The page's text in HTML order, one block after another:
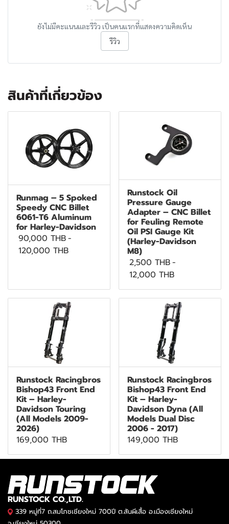
ยังไม่มีคะแนนและรีวิว เป็นคนแรกที่แสดงความคิดเห็น
รีวิว
สินค้าที่เกี่ยวข้อง
Runmag – 5 Spoked
Speedy CNC Billet
6061-T6 Aluminum
for Harley-Davidson
90,000 THB-
120,000 THB
Runstock Oil
Pressure Gauge
Adapter – CNC Billet
for Feuling Remote
Oil PSI Gauge Kit
(Harley-Davidson
M8)
2,500 THB-
12,000 THB
Runstock Racingbros
Bishop43 Front End
Kit – Harley-
Davidson Touring
(All Models 2009-
2026)
169,000 THB
Runstock Racingbros
Bishop43 Front End
Kit – Harley-
Davidson Dyna (All
Models Dual Disc
2006 - 2017)
149,000 THB
RUNSTOCK CO.,LTD.
339 หมู่ที่7 ถ.สมโภชเชียงใหม่ 700ปี ต.สันผีเสื้อ อ.เมืองเชียงใหม่